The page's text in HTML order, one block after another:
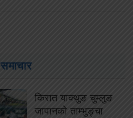
किरात याक्थुङ चुम्लुङ
जापानको ताम्भुङ्चा